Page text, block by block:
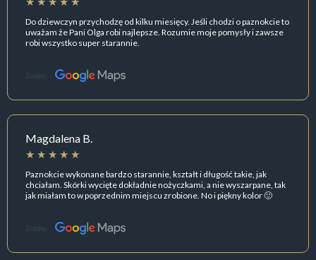
Do dziewczyn przychodzę od kilku miesięcy. Jeśli chodzi o paznokcie to
uważam że Pani Olga robi najlepsze. Rozumie moje pomysły i zawsze
robi wszystko super starannie.
Źródło:
Magdalena B.
Paznokcie wykonane bardzo starannie, kształt i długość takie, jak
chciałam. Skórki wycięte dokładnie nożyczkami, a nie wyszarpane, tak
jak miałam to w poprzednim miejscu zrobione. No i piękny kolor 🙂
Źródło: